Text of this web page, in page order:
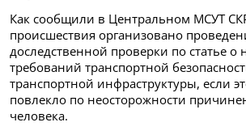
Как сообщили в Центральном МСУТ
происшествия организовано
доследственной проверки по статье о
требований транспортной
транспортной инфраструктуры, если
повлекло по неосторожности
человека.